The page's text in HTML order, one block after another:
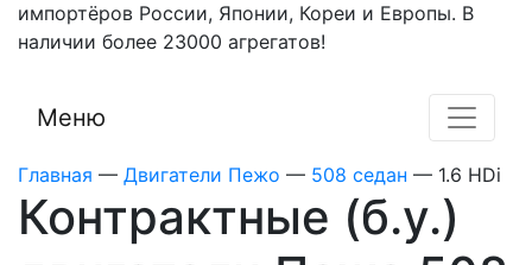
импортёров России, Японии, Кореи и Европы. В
наличии более 23000 агрегатов!
Меню
Главная — Двигатели Пежо — 508 седан — 1.6 HDi
Контрактные (б.у.)